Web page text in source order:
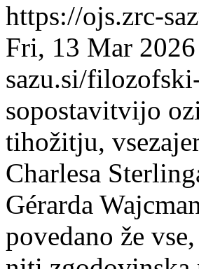
https://ojs.zrc-
Fri, 13 Mar
sazu.si/
sopostavitvijo
tihožitju,
Charlesa
Gérarda
povedano že